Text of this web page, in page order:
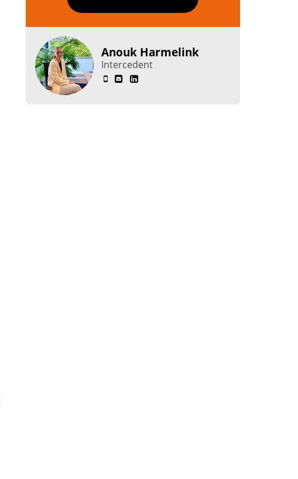
Anouk Harmelink
Intercedent